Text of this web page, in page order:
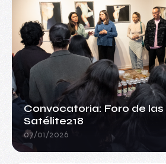
Convocatoria: Foro de
Satélite218
07/01/2026